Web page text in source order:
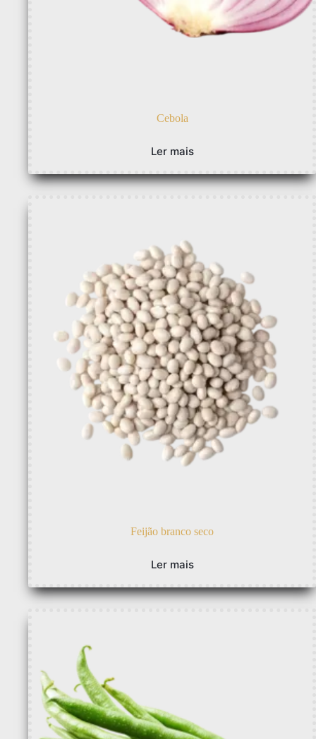
Cebola
Ler mais
Feijão branco seco
Ler mais